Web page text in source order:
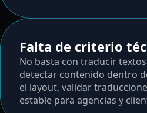
Falta de criterio
No basta con traducir
detectar contenido dentro
el layout, validar
estable para agencias y